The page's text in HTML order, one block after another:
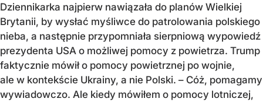
Dziennikarka najpierw nawiązała do planów Wielkiej
Brytanii, by wysłać myśliwce do patrolowania polskiego
nieba, a następnie przypomniała sierpniową wypowiedź
prezydenta USA o możliwej pomocy z powietrza. Trump
faktycznie mówił o pomocy powietrznej po wojnie,
ale w kontekście Ukrainy, a nie Polski. – Cóż, pomagamy
wywiadowczo. Ale kiedy mówiłem o pomocy lotniczej,